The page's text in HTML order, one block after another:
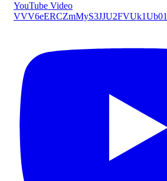
YouTube Video